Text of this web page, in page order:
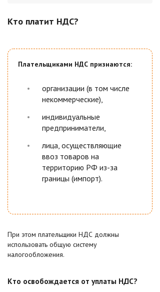
Кто платит НДС?
Плательщиками НДС признаются:
организации (в том числе
некоммерческие),
индивидуальные
предприниматели,
лица, осуществляющие
ввоз товаров на
территорию РФ из-за
границы (импорт).
При этом плательщики НДС должны
использовать общую систему
налогообложения.
Кто освобождается от уплаты НДС?